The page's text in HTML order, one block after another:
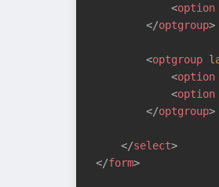
<option
</optgroup>
<optgroup
<option
<option
</optgroup>
</select>
</form>